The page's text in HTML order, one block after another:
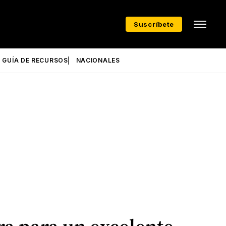
Suscríbete
GUÍA DE RECURSOS NACIONALES